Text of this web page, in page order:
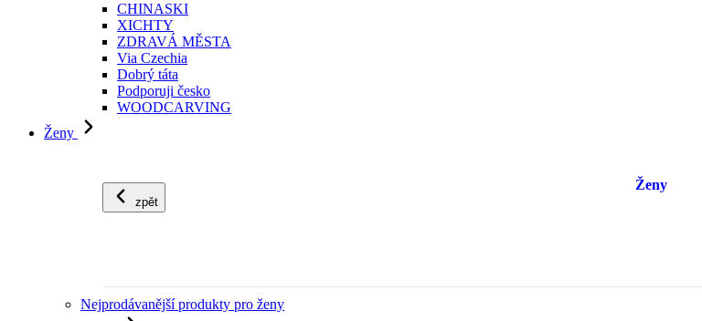
CHINASKI
XICHTY
ZDRAVÁ MĚSTA
Via Czechia
Dobrý táta
Podporuji česko
WOODCARVING
Ženy
zpět
Ženy
Nejprodávanější produkty pro ženy